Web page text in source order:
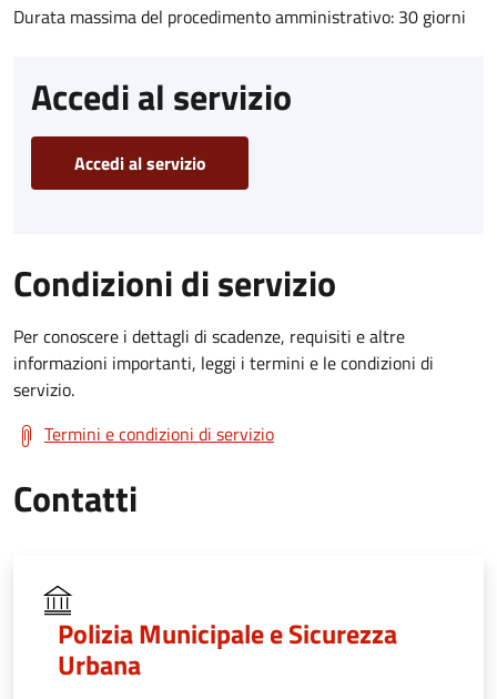
Durata massima del procedimento amministrativo: 30 giorni
Accedi al servizio
Accedi al servizio
Condizioni di servizio
Per conoscere i dettagli di scadenze, requisiti e altre
informazioni importanti, leggi i termini e le condizioni di
servizio.
Termini e condizioni di servizio
Contatti
Polizia Municipale e Sicurezza
Urbana